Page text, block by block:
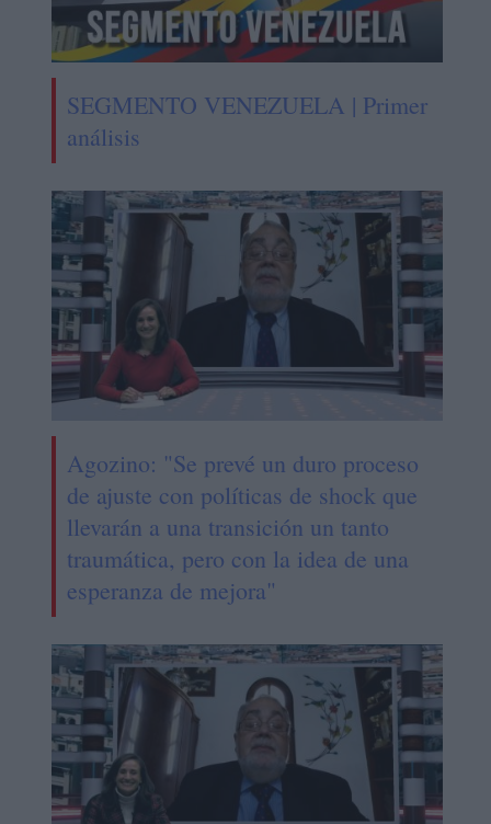
SEGMENTO VENEZUELA | Primer
análisis
Agozino: "Se prevé un duro proceso
de ajuste con políticas de shock que
llevarán a una transición un tanto
traumática, pero con la idea de una
esperanza de mejora"